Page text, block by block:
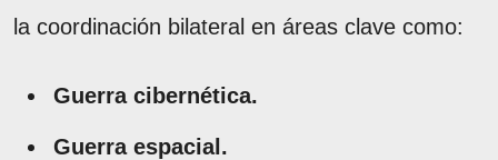
la coordinación bilateral en áreas clave como:
Guerra cibernética.
Guerra espacial.